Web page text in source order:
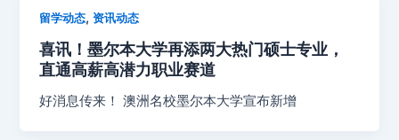
留学动态,资讯动态
喜讯！墨尔本大学再添两大热门硕士专业，
直通高薪高潜力职业赛道
好消息传来！ 澳洲名校墨尔本大学宣布新增